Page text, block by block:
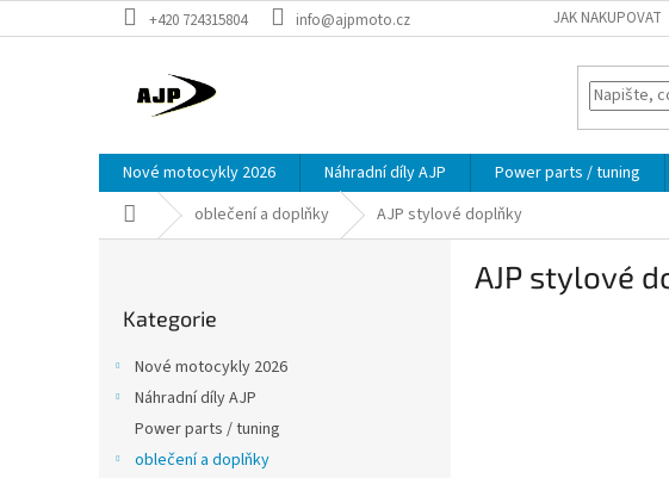
na
+420 724315804 info@ajpmoto.cz JAK NAKUPOVAT
Nové motocykly 2026 Náhradní díly AJP Power parts / tuning
Domů oblečení a doplňky AJP stylové doplňky
kategorie
Kategorie
Nové motocykly 2026
Náhradní díly AJP
Power parts / tuning
oblečení a doplňky
AJP stylové